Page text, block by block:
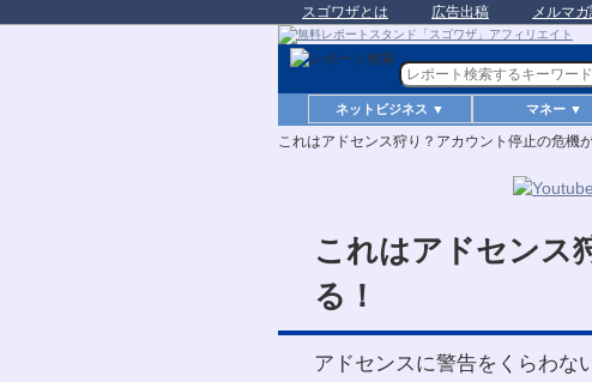
スゴワザとは 広告出稿 メルマ
ネットビジネス ▼ マネー ▼
これはアドセンス狩り？アカウント停止の危機
これはアドセンス
る！
アドセンスに警告をくらわな